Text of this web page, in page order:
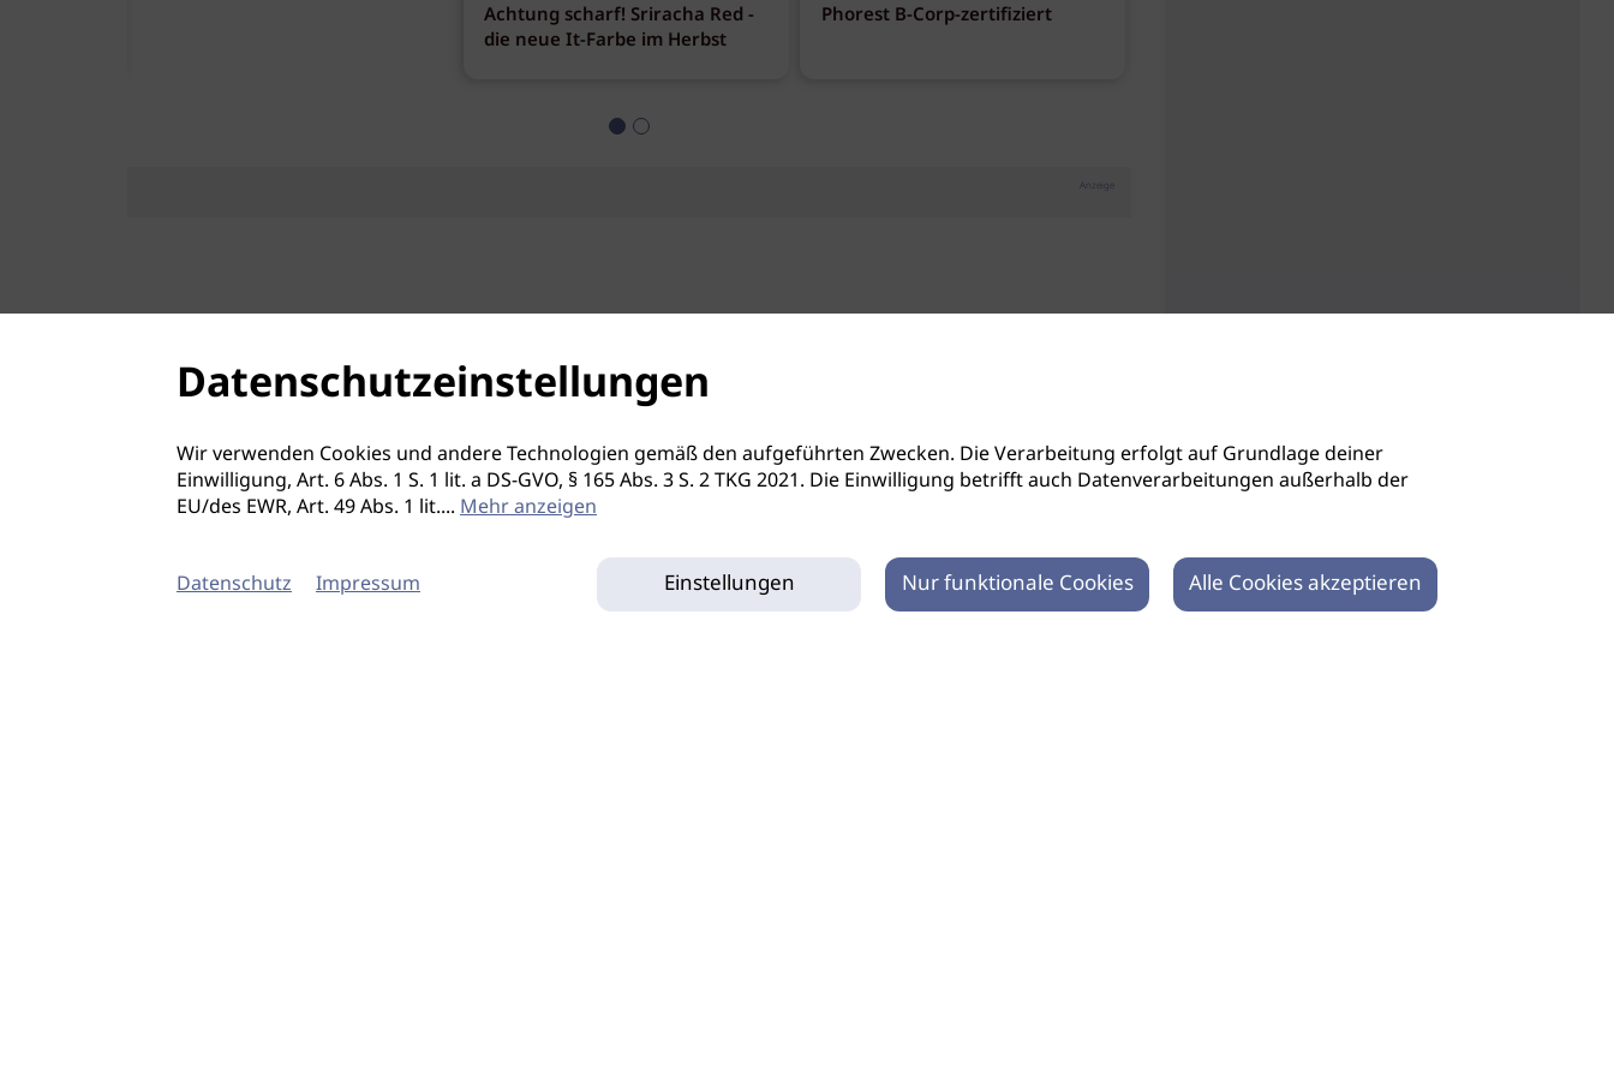
Achtung scharf! Sriracha Red -
die neue It-Farbe im Herbst
Phorest B-Corp-zertifiziert
Anzeige
Datenschutzeinstellungen
Wir verwenden Cookies und andere Technologien gemäß den aufgeführten Zwecken. Die Verarbeitung erfolgt auf Grundlage deiner
Einwilligung, Art. 6 Abs. 1 S. 1 lit. a DS-GVO, § 165 Abs. 3 S. 2 TKG 2021. Die Einwilligung betrifft auch Datenverarbeitungen außerhalb der
EU/des EWR, Art. 49 Abs. 1 lit.... Mehr anzeigen
Datenschutz Impressum Einstellungen Nur funktionale Cookies Alle Cookies akzeptieren